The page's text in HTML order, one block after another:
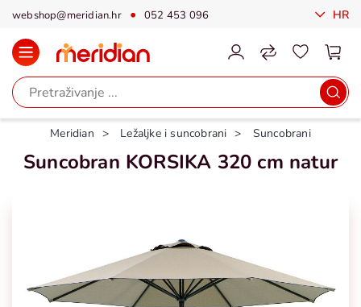
webshop@meridian.hr 052 453 096 HR
Meridian Ležaljke i suncobrani Suncobrani
Suncobran KORSIKA 320 cm natur